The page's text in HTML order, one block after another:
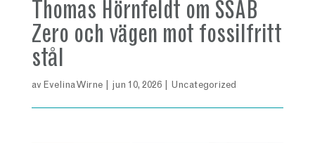
Thomas Hörnfeldt om SSAB
Zero och vägen mot fossilfritt
stål
av Evelina Wirne| jun 10, 2026| Uncategorized